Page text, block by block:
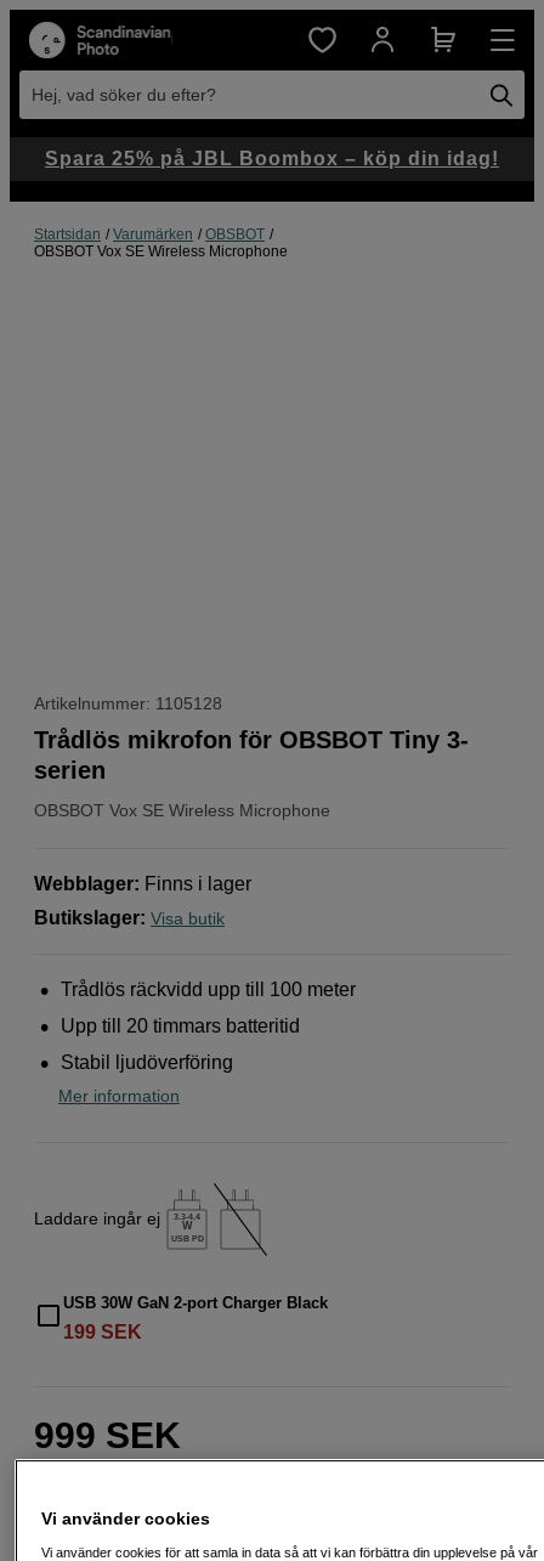
Hej, vad söker du efter?
Startsidan Varumärken
OBSBOT
OBSBOT Vox SE Wireless Microphone
Artikelnummer: 1105128
OBSBOT Vox SE Wireless Microphone
Trådlös mikrofon för OBSBOT Tiny 3-
serien
Webblager: Finns i lager
Butikslager: Visa butik
Trådlös räckvidd upp till 100 meter
Upp till 20 timmars batteritid
Stabil ljudöverföring
Mer information
Laddare ingår ej 3.3-4.4
W
USB PD
USB 30W GaN 2-port Charger Black
199 SEK
999 SEK
Spara 25% på JBL Boombox – köp din idag!
Vi använder cookies
Vi använder cookies för att samla in data så att vi kan förbättra din upplevelse på vår